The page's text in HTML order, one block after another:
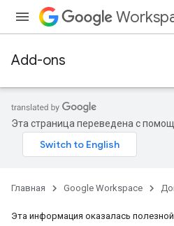
Add-ons
Эта страница переведена с
Главная Google Workspace
Эта информация оказалась